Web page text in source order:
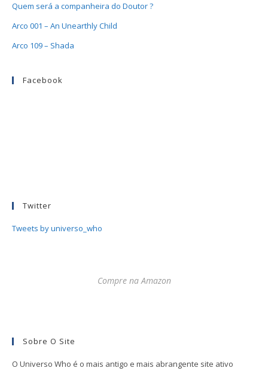
Quem será a companheira do Doutor ?
Arco 001 – An Unearthly Child
Arco 109 – Shada
Facebook
Twitter
Tweets by universo_who
Compre na Amazon
Sobre O Site
O Universo Who é o mais antigo e mais abrangente site ativo